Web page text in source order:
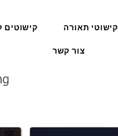
קישוטי תאורה קישוטים
צור קשר